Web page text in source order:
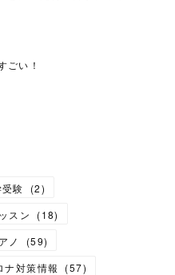
ごい！
験 (2)
スン (18)
ノ (59)
ナ対策情報 (57)